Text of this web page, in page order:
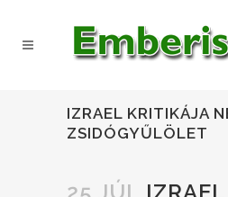
IZRAEL KRITIKÁJA
ZSIDÓGYŰLÖLET